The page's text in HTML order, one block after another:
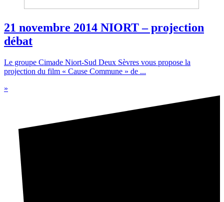
21 novembre 2014 NIORT – projection
débat
Le groupe Cimade Niort-Sud Deux Sèvres vous propose la
projection du film « Cause Commune » de ...
»